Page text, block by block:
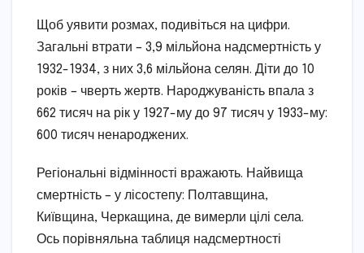
Щоб уявити розмах, подивіться на цифри.
Загальні втрати – 3,9 мільйона надсмертність у
1932-1934, з них 3,6 мільйона селян. Діти до 10
років – чверть жертв. Народжуваність впала з
662 тисяч на рік у 1927-му до 97 тисяч у 1933-му:
600 тисяч ненароджених.
Регіональні відмінності вражають. Найвища
смертність – у лісостепу: Полтавщина,
Київщина, Черкащина, де вимерли цілі села.
Ось порівняльна таблиця надсмертності